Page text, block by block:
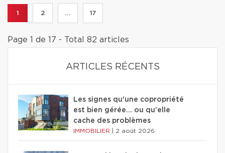
1 2 ... 17
Page 1 de 17 - Total 82 articles
ARTICLES RÉCENTS
Les signes qu'une copropriété
est bien gérée… ou qu'elle
cache des problèmes
IMMOBILIER 2 août 2026